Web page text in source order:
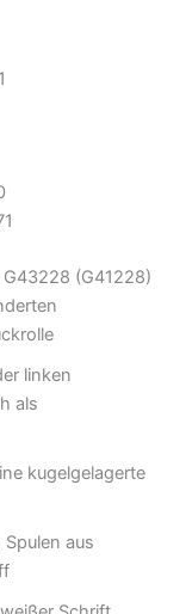
(G41228)
linken
als
kugelgelagerte
aus